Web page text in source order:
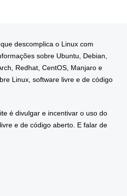
descomplica o Linux com
sobre Ubuntu, Debian,
Redhat, CentOS, Manjaro e
Linux, software livre e de código
é divulgar e incentivar o uso do
e de código aberto. E falar de